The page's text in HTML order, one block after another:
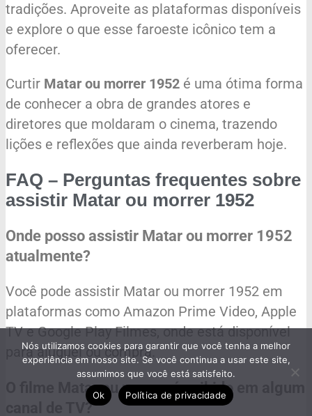
tradições. Aproveite as plataformas disponíveis
e explore o que esse faroeste icônico tem a
oferecer.
Curtir Matar ou morrer 1952 é uma ótima forma
de conhecer a obra de grandes atores e
diretores que moldaram o cinema, trazendo
lições e reflexões que ainda reverberam hoje.
FAQ – Perguntas frequentes sobre
assistir Matar ou morrer 1952
Onde posso assistir Matar ou morrer 1952
atualmente?
Você pode assistir Matar ou morrer 1952 em
plataformas como Amazon Prime Video, Apple
TV e Google Play Filmes, onde está disponível
para aluguel ou compra.
O filme Matar ou morrer é exibido em algum
canal de TV?
Nós utilizamos cookies para garantir que você tenha a melhor
experiência em nosso site. Se você continua a usar este site,
assumimos que você está satisfeito.
Ok
Política de privacidade